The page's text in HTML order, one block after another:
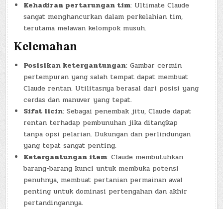
Kehadiran pertarungan tim: Ultimate Claude
sangat menghancurkan dalam perkelahian tim,
terutama melawan kelompok musuh.
Kelemahan
Posisikan ketergantungan: Gambar cermin
pertempuran yang salah tempat dapat membuat
Claude rentan. Utilitasnya berasal dari posisi yang
cerdas dan manuver yang tepat.
Sifat licin: Sebagai penembak jitu, Claude dapat
rentan terhadap pembunuhan jika ditangkap
tanpa opsi pelarian. Dukungan dan perlindungan
yang tepat sangat penting.
Ketergantungan item: Claude membutuhkan
barang-barang kunci untuk membuka potensi
penuhnya, membuat pertanian permainan awal
penting untuk dominasi pertengahan dan akhir
pertandingannya.